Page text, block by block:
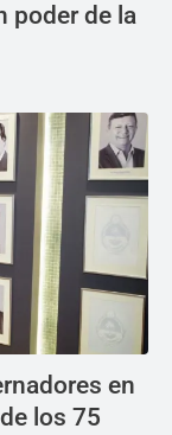
poder de la
en
los 75